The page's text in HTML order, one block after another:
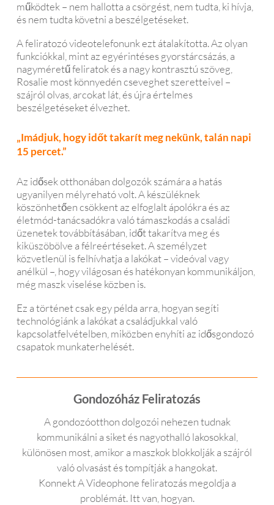
működtek – nem hallotta a csörgést, nem tudta, ki hívja,
és nem tudta követni a beszélgetéseket.
A feliratozó videotelefonunk ezt átalakította. Az olyan
funkciókkal, mint az egyérintéses gyorstárcsázás, a
nagyméretű feliratok és a nagy kontrasztú szöveg,
Rosalie most könnyedén cseveghet szeretteivel –
szájról olvas, arcokat lát, és újra értelmes
beszélgetéseket élvezhet.
„Imádjuk, hogy időt takarít meg nekünk, talán napi
15 percet.”
Az idősek otthonában dolgozók számára a hatás
ugyanilyen mélyreható volt. A készüléknek
köszönhetően csökkent az elfoglalt ápolókra és az
életmód-tanácsadókra való támaszkodás a családi
üzenetek továbbításában, időt takarítva meg és
kiküszöbölve a félreértéseket. A személyzet
közvetlenül is felhívhatja a lakókat – videóval vagy
anélkül –, hogy világosan és hatékonyan kommunikáljon,
még maszk viselése közben is.
Ez a történet csak egy példa arra, hogyan segíti
technológiánk a lakókat a családjukkal való
kapcsolatfelvételben, miközben enyhíti az idősgondozó
csapatok munkaterhelését.
Gondozóház Feliratozás
A gondozóotthon dolgozói nehezen tudnak
kommunikálni a siket és nagyothalló lakosokkal,
különösen most, amikor a maszkok blokkolják a szájról
való olvasást és tompítják a hangokat.
Konnekt A Videophone feliratozás megoldja a
problémát. Itt van, hogyan.